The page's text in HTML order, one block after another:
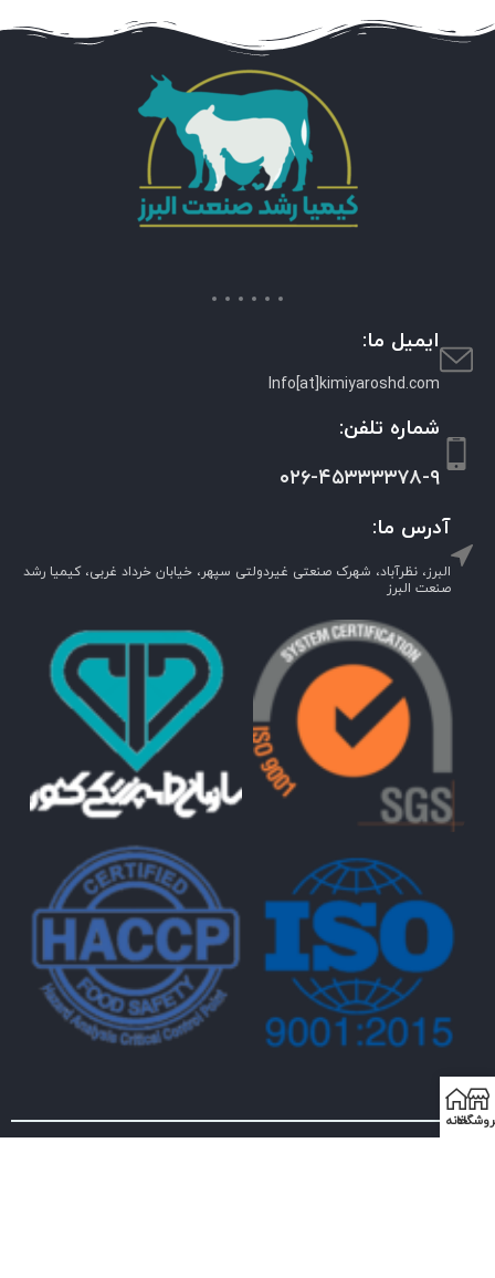
ایمیل ما:
Info[at]kimiyaroshd.com
شماره تلفن:
۰۲۶-۴۵۳۳۳۳۷۸-۹
آدرس ما:
البرز، نظرآباد، شهرک صنعتی غیردولتی سپهر، خیابان خرداد غربی، کیمیا رشد
صنعت البرز
خانه